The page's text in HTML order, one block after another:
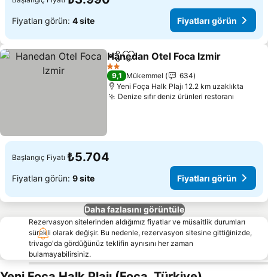
Fiyatları görün: 4 site Fiyatları görün
PaylaşFavorilerime ekle
Hanedan Otel Foca Izmir
2 Yıldız
9,1 Mükemmel
634
Yeni Foça Halk Plajı 12.2 km uzaklıkta
Denize sıfır deniz ürünleri restoranı
Başlangıç Fiyatı ₺5.704
Fiyatları görün: 9 site Fiyatları görün
Daha fazlasını görüntüle
Rezervasyon sitelerinden aldığımız fiyatlar ve müsaitlik durumları
sürekli olarak değişir. Bu nedenle, rezervasyon sitesine gittiğinizde,
trivago'da gördüğünüz teklifin aynısını her zaman
bulamayabilirsiniz.